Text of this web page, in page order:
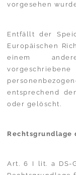
vorgesehen
Entfällt der
Europäischen
einem
entsprechend
oder gelöscht.
Rechtsgrundlage
Art. 6 I lit. a DS-